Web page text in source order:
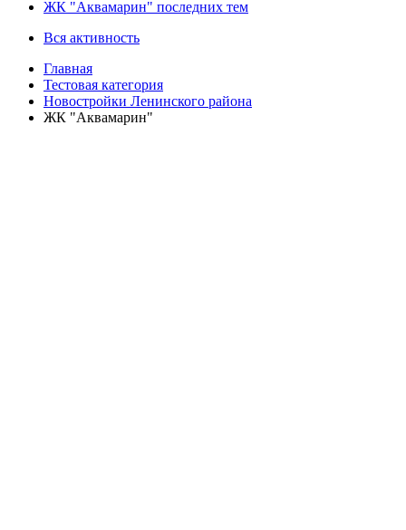
ЖК "Аквамарин" последних тем
Вся активность
Главная
Тестовая категория
Новостройки Ленинского района
ЖК "Аквамарин"